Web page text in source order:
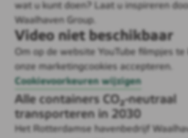
wat u kunt doen? Laat u inspireren
Waalhaven Group.
Video niet beschikbaar
Om op de website YouTube filmpjes
onze marketingcookies accepteren.
Cookievoorkeuren wijzigen
Alle containers CO₂-neutraal
transporteren in 2030
Het Rotterdamse havenbedrijf